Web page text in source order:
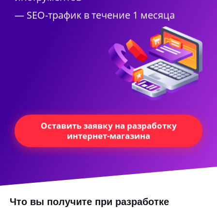
— SEO-трафик в течение 1 месяца
Оставить заявку на разработку
интернет-магазина
Что вы получите при разработке